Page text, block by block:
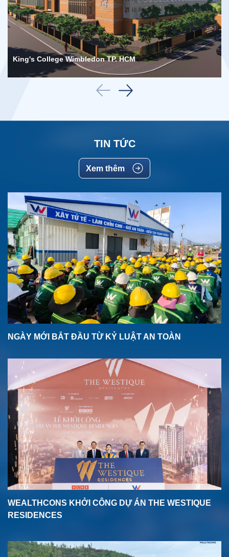
King's College Wimbledon TP. HCM
NGÀY MỚI BẮT ĐẦU TỪ KỶ LUẬT AN TOÀN
TIN TỨC
Xem thêm
WEALTHCONS KHỞI CÔNG DỰ ÁN THE WESTIQUE
RESIDENCES